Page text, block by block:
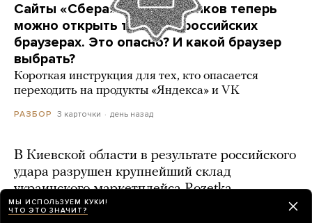
Сайты «Сбера» и других банков теперь
можно открыть только в российских
браузерах. Это опасно? И какой браузер
выбрать?
Короткая инструкция для тех, кто опасается
переходить на продукты «Яндекса» и VK
РАЗБОР 3 карточки день назад
В Киевской области в результате российского
удара разрушен крупнейший склад
украинского маркетплейса Rozetka
день назад
МЫ ИСПОЛЬЗУЕМ КУКИ!
ЧТО ЭТО ЗНАЧИТ?